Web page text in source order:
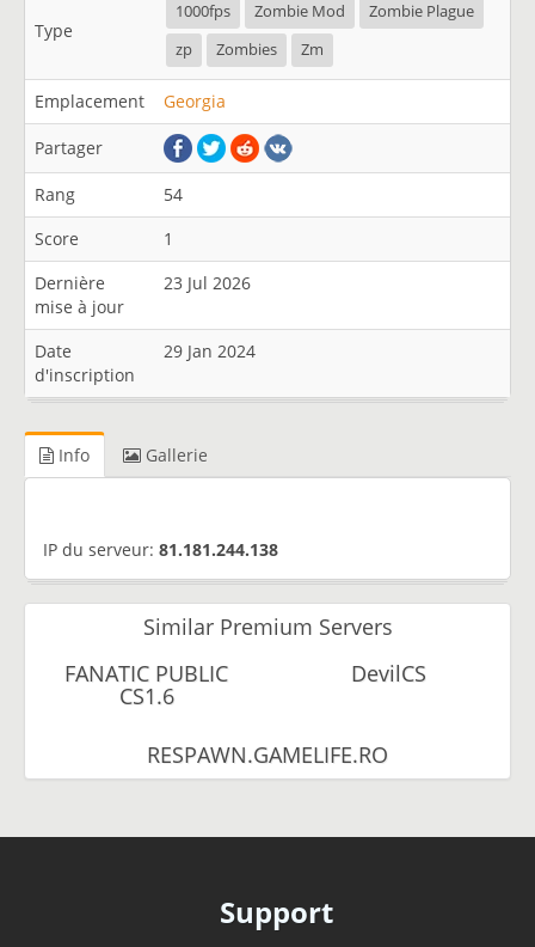
Type
1000fps Zombie Mod
Zombie Plague
zp
Zombies Zm
Emplacement Georgia
Partager
Rang
54
Score
1
Dernière
mise à jour
23 Jul 2026
Date
d'inscription
29 Jan 2024
Info Gallerie
IP du serveur: 81.181.244.138
Similar Premium Servers
FANATIC PUBLIC
CS1.6
DevilCS
RESPAWN.GAMELIFE.RO
Support